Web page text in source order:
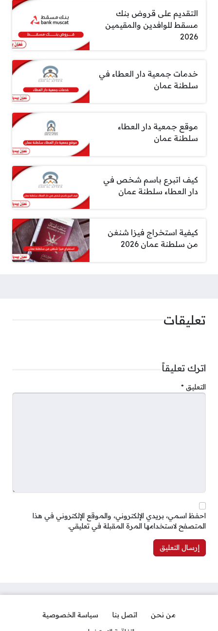
التقديم على قروض بنك
مسقط للوافدين والمقيمين
2026
خدمات جمعية دار العطاء في
سلطنة عمان
موقع جمعية دار العطاء
سلطنة عمان
كيف اتبرع باسم شخص في
دار العطاء سلطنة عمان
كيفية استخراج فيزا شنغن
من سلطنة عمان 2026
تعليقات
اترك تعليقاً
التعليق *
احفظ اسمي، بريدي الإلكتروني، والموقع الإلكتروني في هذا
المتصفح لاستخدامها المرة المقبلة في تعليقي.
من نحن اتصل بنا
سياسة الخصوصية